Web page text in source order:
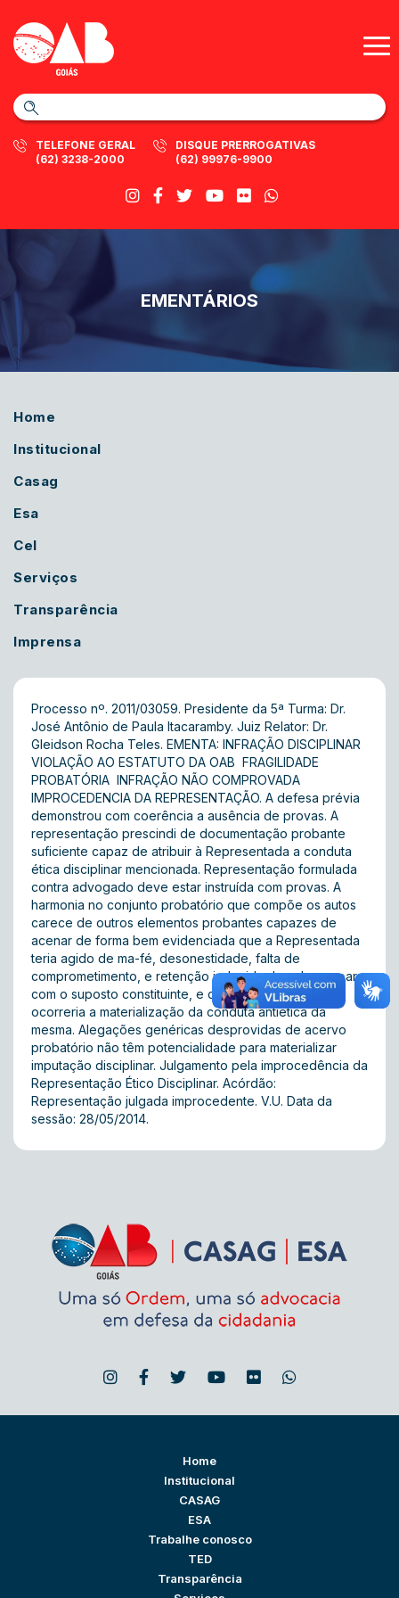
TELEFONE GERAL
(62) 3238-2000
DISQUE PRERROGATIVAS
(62) 99976-9900
EMENTÁRIOS
Home
Institucional
Casag
Esa
Cel
Serviços
Transparência
Imprensa
Processo nº. 2011/03059. Presidente da 5ª Turma: Dr.
José Antônio de Paula Itacaramby. Juiz Relator: Dr.
Gleidson Rocha Teles. EMENTA: INFRAÇÃO DISCIPLINAR 
VIOLAÇÃO AO ESTATUTO DA OAB  FRAGILIDADE
PROBATÓRIA  INFRAÇÃO NÃO COMPROVADA 
IMPROCEDENCIA DA REPRESENTAÇÃO. A defesa prévia
demonstrou com coerência a ausência de provas. A
representação prescindi de documentação probante
suficiente capaz de atribuir à Representada a conduta
ética disciplinar mencionada. Representação formulada
contra advogado deve estar instruída com provas. A
harmonia no conjunto probatório que compõe os autos
carece de outros elementos probantes capazes de
acenar de forma bem evidenciada que a Representada
teria agido de ma-fé, desonestidade, falta de
comprometimento, e retenção indevida de valores, para
com o suposto constituinte, e que, por conseguinte,
ocorreria a materialização da conduta antiética da
mesma. Alegações genéricas desprovidas de acervo
probatório não têm potencialidade para materializar
imputação disciplinar. Julgamento pela improcedência da
Representação Ético Disciplinar. Acórdão:
Representação julgada improcedente. V.U. Data da
sessão: 28/05/2014.
Home
Institucional
CASAG
ESA
Trabalhe conosco
TED
Transparência